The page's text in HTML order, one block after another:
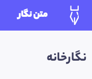
متن نگار
نگارخانه